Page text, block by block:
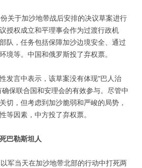
关于加沙地带战后安排的决议草案进行
授权成立和平理事会作为过渡行政机
队，任务包括保障加沙边境安全、通过
境等。中国和俄罗斯投了弃权票。
发言中表示，该草案没有体现“巴人治
保联合国和安理会的有效参与。尽管中
切，但考虑到加沙脆弱和严峻的局势，
等因素，中方投了弃权票。
巴勒斯坦人
军当天在加沙地带北部的行动中打死两